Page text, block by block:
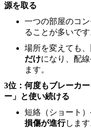
源を取る
一つの部屋のコ
ることが多いです
場所を変えても、
だけになり、配
ます。
3位：何度もブレーカ
ー」と使い続ける
短絡（ショート
損傷が進行します